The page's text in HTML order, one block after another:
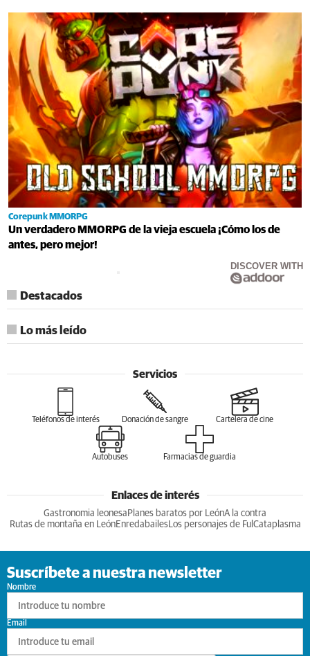
Corepunk MMORPG
Un verdadero MMORPG de la vieja escuela ¡Cómo los de
antes, pero mejor!
DISCOVER WITH
Destacados
Lo más leído
Servicios
Teléfonos de interés Donación de sangre Cartelera de cine
Autobuses Farmacias de guardia
Enlaces de interés
Gastronomia leonesa Planes baratos por LeónA la contra
Rutas de montaña en LeónEnredabailesLos personajes de Ful Cataplasma
Suscríbete a nuestra newsletter
Nombre
Email